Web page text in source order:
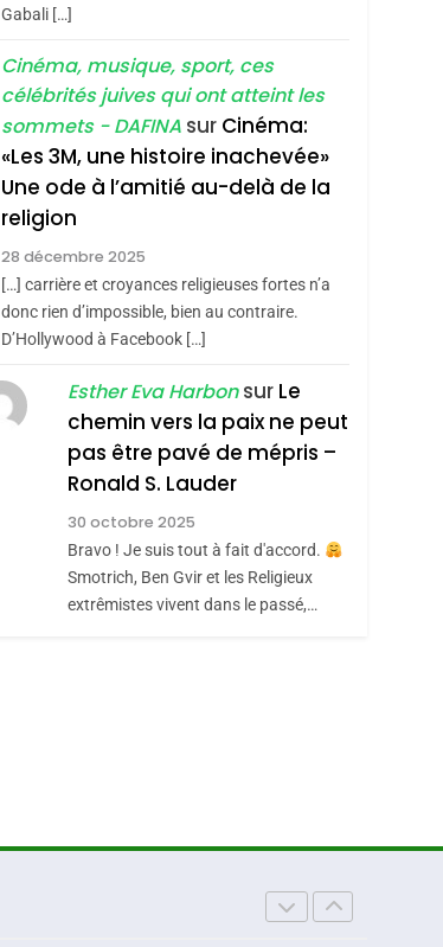
Accords D’Isaac:
L’alliance Pourrait
S’étendre À 13 Pays
D’Amérique Latine
ISRAÉL JUDAISME
5
Meurtrière Selon Le
Rapport D’ADL
Contre
L’antisémitisme
FRANCE ISRAÉL
FIÈRE, DIGNE ET
RÉSILIENTE :
POURQUOI JE
REVENDIQUE MA
JUDAÏTE Par Thérèse
Zrihen-Dvir
ISRAÉL JUDAISME
CE QUI NOUS
MANQUE – Jacques
Hadida
JUDAISME
Maroc : Les Amandes
Gabali […]
Cinéma, musique, sport, ces
célébrités juives qui ont atteint les
sommets - DAFINA sur Cinéma:
«Les 3M, une histoire inachevée»
Une ode à l’amitié au-delà de la
religion
28 décembre 2025
[…] carrière et croyances religieuses fortes n’a
donc rien d’impossible, bien au contraire.
D’Hollywood à Facebook […]
Esther Eva Harbonsur Le
chemin vers la paix ne peut
pas être pavé de mépris –
Ronald S. Lauder
30 octobre 2025
Bravo ! Je suis tout à fait d'accord.
Smotrich, Ben Gvir et les Religieux
extrêmistes vivent dans le passé,…